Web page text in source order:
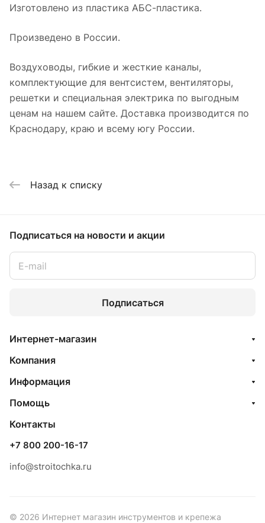
Изготовлено из пластика АБС-пластика.
Произведено в России.
Воздуховоды, гибкие и жесткие каналы,
комплектующие для вентсистем, вентиляторы,
решетки и специальная электрика по выгодным
ценам на нашем сайте. Доставка производится по
Краснодару, краю и всему югу России.
Назад к списку
Подписаться на новости и акции
Подписаться
Интернет-магазин
Компания
Информация
Помощь
Контакты
+7 800 200-16-17
info@stroitochka.ru
© 2026 Интернет магазин инструментов и крепежа